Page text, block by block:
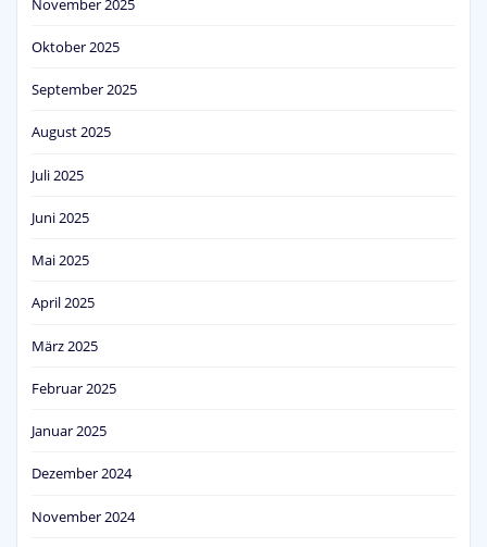
November 2025
Oktober 2025
September 2025
August 2025
Juli 2025
Juni 2025
Mai 2025
April 2025
März 2025
Februar 2025
Januar 2025
Dezember 2024
November 2024